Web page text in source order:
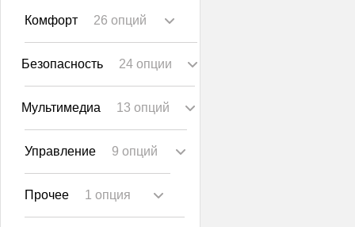
Комфорт 26 опций
Безопасность 24 опции
Мультимедиа 13 опций
Управление 9 опций
Прочее 1 опция